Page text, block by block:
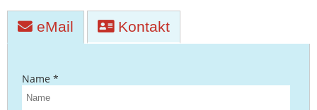
eMail Kontakt
Name *